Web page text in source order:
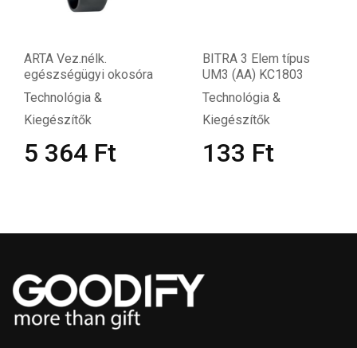
ARTA Vez.nélk.
egészségügyi okosóra
Technológia &
Kiegészítők
5 364 Ft
BITRA 3 Elem típus
UM3 (AA) KC1803
Technológia &
Kiegészítők
133 Ft